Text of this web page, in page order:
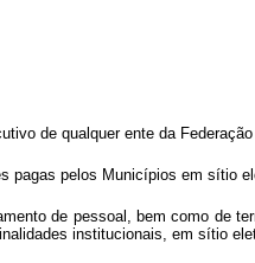
de qualquer ente da
pagas pelos Municípios em sítio
de pessoal, bem como de
institucionais, em sítio